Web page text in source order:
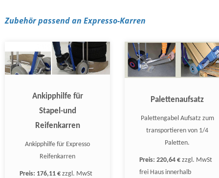
Zubehör passend an Expresso-Karren
Ankipphilfe für
Stapel-und
Reifenkarren
Ankipphilfe für Expresso
Reifenkarren
Preis: 176,11 € zzgl. MwSt
Palettenaufsatz
Palettengabel Aufsatz zum
transportieren von 1/4
Paletten.
Preis: 220,64 € zzgl. MwSt
frei Haus innerhalb